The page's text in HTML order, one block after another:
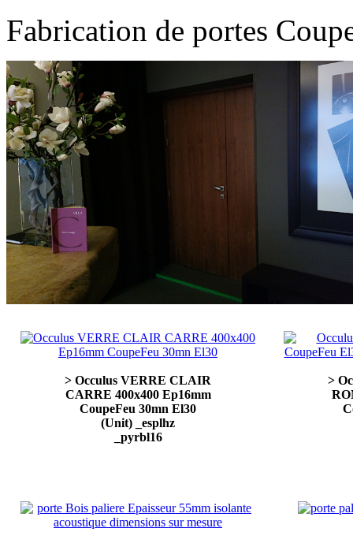
Fabrication de portes
> Occulus VERRE CLAIR
CARRE 400x400 Ep16mm
CoupeFeu 30mn El30
(Unit) _esplhz
_pyrbl16
>